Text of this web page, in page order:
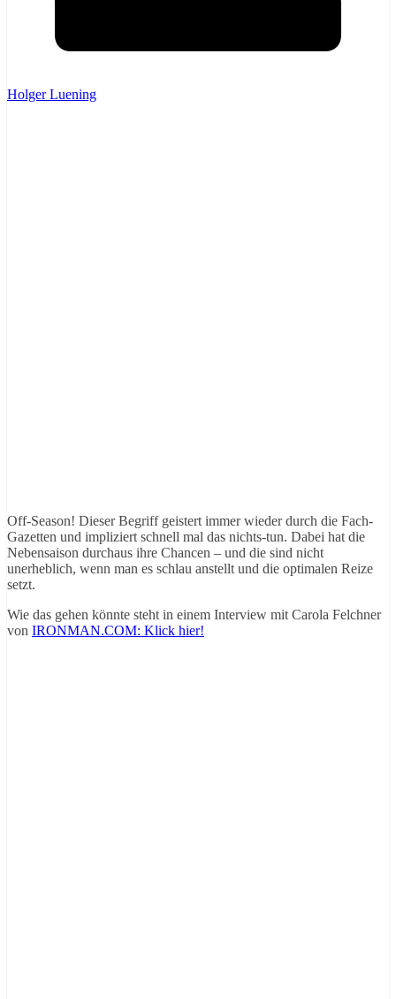
Holger Luening
Off-Season! Dieser Begriff geistert immer wieder durch die Fach-
Gazetten und impliziert schnell mal das nichts-tun. Dabei hat die
Nebensaison durchaus ihre Chancen – und die sind nicht
unerheblich, wenn man es schlau anstellt und die optimalen Reize
setzt.
Wie das gehen könnte steht in einem Interview mit Carola Felchner
von IRONMAN.COM: Klick hier!